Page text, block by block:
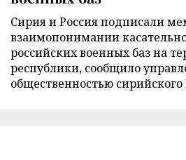
Сирия и Россия подписали
взаимопонимании
российских военных баз на
республики, сообщило
общественностью